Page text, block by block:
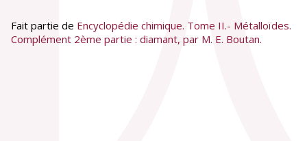
Fait partie de Encyclopédie chimique. Tome II.- Métalloïdes.
Complément 2ème partie : diamant, par M. E. Boutan.